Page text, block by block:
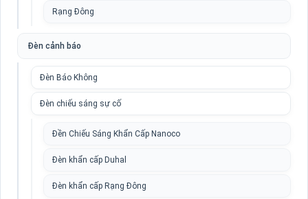
Rạng Đông
Đèn cảnh báo
Đèn Báo Không
Đèn chiếu sáng sự cố
Đền Chiếu Sáng Khẩn Cấp Nanoco
Đèn khẩn cấp Duhal
Đèn khẩn cấp Rạng Đông